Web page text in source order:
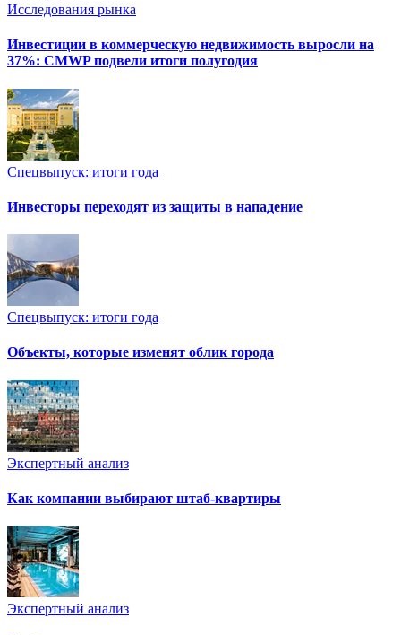
Исследования рынка
Инвестиции в коммерческую недвижимость выросли на
37%: CMWP подвели итоги полугодия
Спецвыпуск: итоги года
Инвесторы переходят из защиты в нападение
Спецвыпуск: итоги года
Объекты, которые изменят облик города
Экспертный анализ
Как компании выбирают штаб-квартиры
Экспертный анализ